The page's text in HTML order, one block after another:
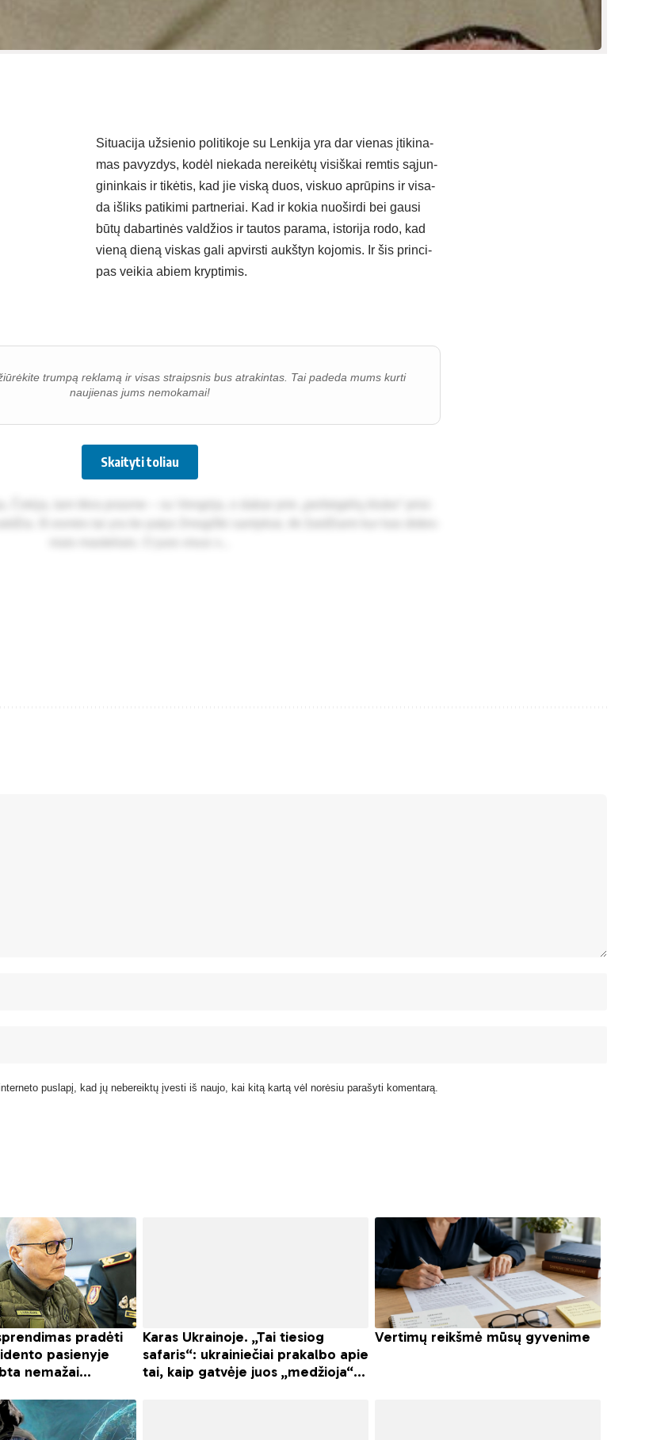
Si­tua­ci­ja už­sie­nio po­li­ti­ko­je su Len­ki­ja yra dar vie­nas įti­ki­na­
mas pa­vyz­dys, ko­dėl nie­ka­da ne­rei­kė­tų vi­siš­kai rem­tis są­jun­
gi­nin­kais ir ti­kė­tis, kad jie vis­ką duos, vis­kuo ap­rū­pins ir vi­sa­
da iš­liks pa­ti­ki­mi par­tne­riai. Kad ir ko­kia nuo­šir­di bei gau­si
bū­tų da­bar­ti­nės val­džios ir tau­tos pa­ra­ma, is­to­ri­ja ro­do, kad
vie­ną die­ną vis­kas ga­li ap­virs­ti aukš­tyn ko­jo­mis. Ir šis prin­ci­
pas vei­kia abiem kryp­ti­mis.
trumpą reklamą ir visas straipsnis bus atrakintas. Tai padeda mums kurti
naujienas jums nemokamai!
Skaityti toliau
puslapį, kad jų nebereiktų įvesti iš naujo, kai kitą kartą vėl norėsiu parašyti komentarą.